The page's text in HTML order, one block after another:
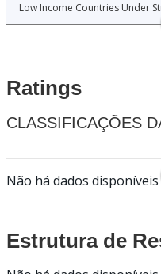
Low Income Countries Under
Ratings
CLASSIFICAÇÕES
Não há dados disponíveis
Estrutura de